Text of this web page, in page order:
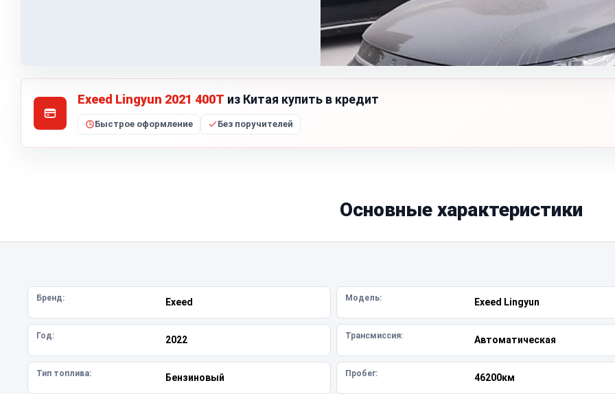
Exeed Lingyun 2021 400T из Китая купить в кредит
Быстрое оформление Без поручителей
Основные характеристики
Бренд: Exeed Модель: Exeed Lingyun
Год: 2022 Трансмиссия: Автоматическая
Тип топлива: Бензиновый Пробег: 46200км